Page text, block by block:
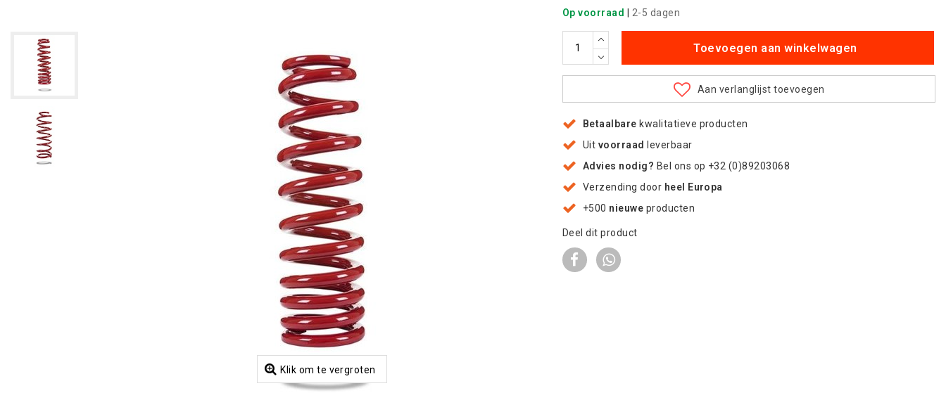
Klik om te vergroten
Op voorraad 2-5 dagen
Toevoegen aan winkelwagen
Aan verlanglijst toevoegen
Betaalbare kwalitatieve producten
Uit voorraad
leverbaar
Advies nodig? Bel ons op +32 (0)89203068
Verzending door heel Europa
+500 nieuwe producten
Deel dit product